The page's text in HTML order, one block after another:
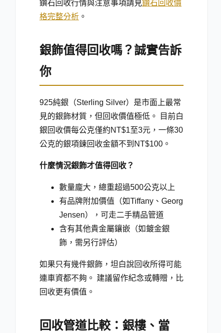
鑽石回收行情與注意事項請見鑽石回收價
格完整分析 。
銀飾值得回收嗎？誠實告訴
你
925純銀（Sterling Silver）是市面上最常
見的銀飾材質，但回收價值極低。 目前白
銀回收價每公克僅約NT$1至3元，一條30
公克的銀項鍊回收金額不到NT$100。
什麼情況銀飾才值得回收？
數量龐大，總重超過500公克以上
有品牌附加價值（如Tiffany、Georg
Jensen），可走二手精品管道
含有其他貴金屬鑲嵌（如鍍金銀
飾，需另行評估）
如果只有幾件銀飾，坦白說回收所得可能
連車資都不夠。 建議留作紀念或轉贈，比
回收更有價值。
回收管道比較：銀樓、當